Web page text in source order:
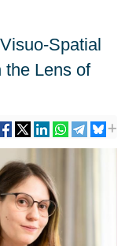
Spatial
the Lens of